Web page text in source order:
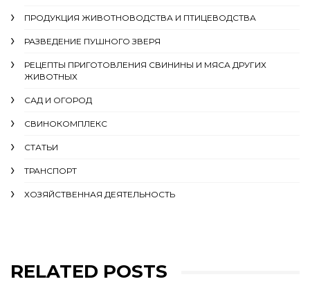
ПРОДУКЦИЯ ЖИВОТНОВОДСТВА И ПТИЦЕВОДСТВА
РАЗВЕДЕНИЕ ПУШНОГО ЗВЕРЯ
РЕЦЕПТЫ ПРИГОТОВЛЕНИЯ СВИНИНЫ И МЯСА ДРУГИХ
ЖИВОТНЫХ
САД И ОГОРОД
СВИНОКОМПЛЕКС
СТАТЬИ
ТРАНСПОРТ
ХОЗЯЙСТВЕННАЯ ДЕЯТЕЛЬНОСТЬ
RELATED POSTS